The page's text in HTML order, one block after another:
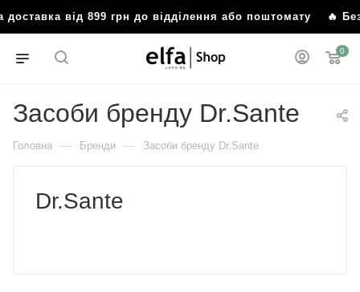
від 899 грн до відділення або поштомату🔥
0
Засоби бренду Dr.Sante
Головна — Бренди — Засоби бренду Dr.Sante
Dr.Sante